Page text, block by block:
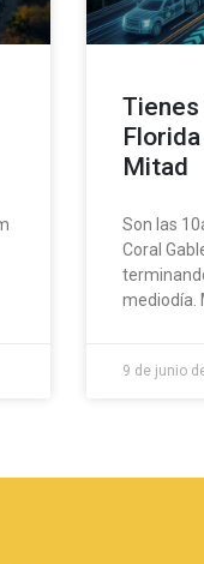
Tienes
Mitad
Son las
Coral
mediodía.
9 de junio